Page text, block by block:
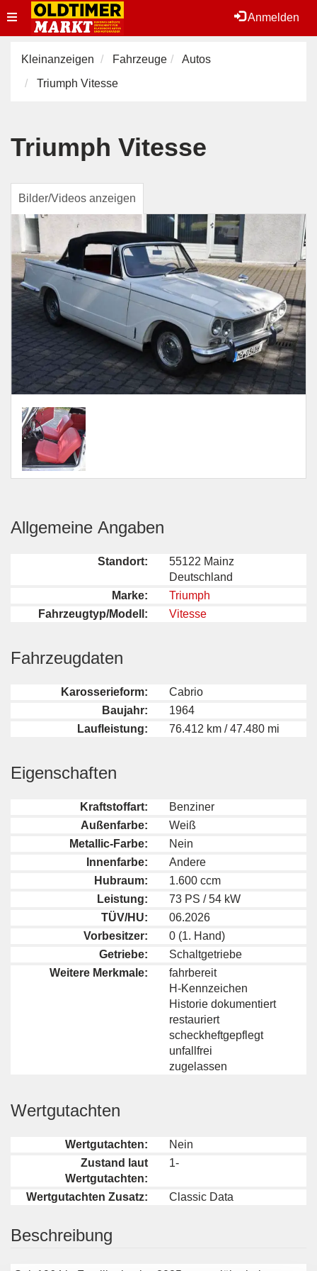
Anmelden
Toggle
navigation
Kleinanzeigen Fahrzeuge
Autos
Triumph Vitesse
Triumph Vitesse
Bilder/Videos anzeigen
Allgemeine Angaben
Standort:
55122 Mainz
Deutschland
Marke:
Triumph
Fahrzeugtyp/Modell:
Vitesse
Fahrzeugdaten
Karosserieform:
Cabrio
Baujahr:
1964
Laufleistung:
76.412 km / 47.480 mi
Eigenschaften
Kraftstoffart:
Benziner
Außenfarbe:
Weiß
Metallic-Farbe:
Nein
Innenfarbe:
Andere
Hubraum:
1.600 ccm
Leistung:
73 PS / 54 kW
TÜV/HU:
06.2026
Vorbesitzer:
0 (1. Hand)
Getriebe:
Schaltgetriebe
Weitere Merkmale:
fahrbereit
H-Kennzeichen
Historie dokumentiert
restauriert
scheckheftgepflegt
unfallfrei
zugelassen
Wertgutachten
Wertgutachten:
Nein
Zustand laut
Wertgutachten:
1-
Wertgutachten Zusatz: Classic Data
Beschreibung